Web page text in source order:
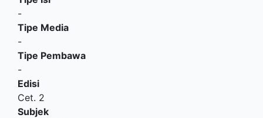
-
Tipe Media
-
Tipe Pembawa
-
Edisi
Cet. 2
Subjek